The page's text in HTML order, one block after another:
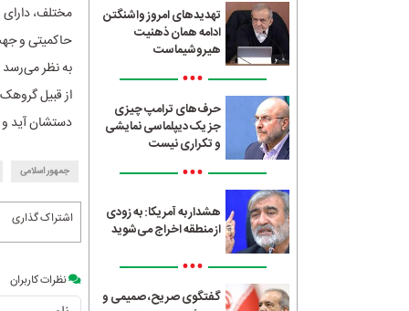
تهدیدهای امروز واشنگتن
ادامه همان ذهنیت
هیروشیماست
•••
حرف‌های ترامپ چیزی
جز یک دیپلماسی نمایشی
و تکراری نیست
•••
هشدار به آمریکا: به زودی
از منطقه اخراج می‌شوید
•••
گفتگوی صریح، صمیمی و
مختلف،
حاکمیتی و
به نظر می‌رسد
از قبیل
دستشان آید و
جمهور اسلامی
اشتراک گذاری
نظرات کاربران